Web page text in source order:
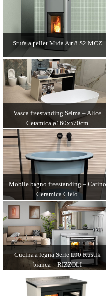
DETTAGLI
Stufa a pellet Mida Air 8 S2 MCZ
DETTAGLI
Vasca freestanding Selma – Alice
Ceramica ø160xh70cm
DETTAGLI
Mobile bagno freestanding – Catino
Ceramica Cielo
DETTAGLI
Cucina a legna Serie L90 Rustik
bianca – RIZZOLI